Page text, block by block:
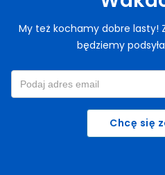
My też kochamy dobre lasty!
będziemy
Chcę się